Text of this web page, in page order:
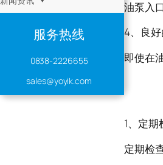
服务热线
0838-2226655
sales@yoyik.com
油泵入
4、良好
即使在
主
1、定期
定期检